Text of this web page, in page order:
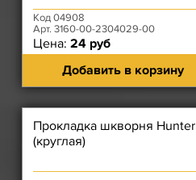
Код 04908
Арт. 3160-00-2304029-00
Цена: 24 руб
Добавить в корзину
Прокладка шкворня Hunter
(круглая)